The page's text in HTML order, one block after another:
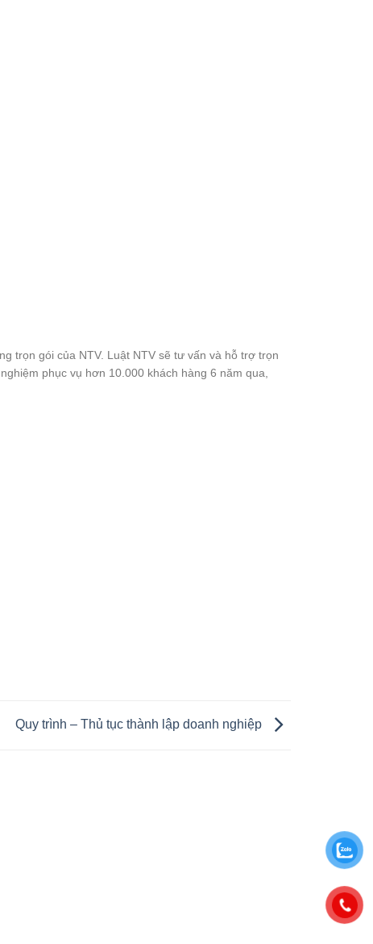
trọn gói của NTV. Luật NTV sẽ tư vấn và hỗ trợ trọn
phục vụ hơn 10.000 khách hàng 6 năm qua,
Quy trình – Thủ tục thành lập doanh nghiệp